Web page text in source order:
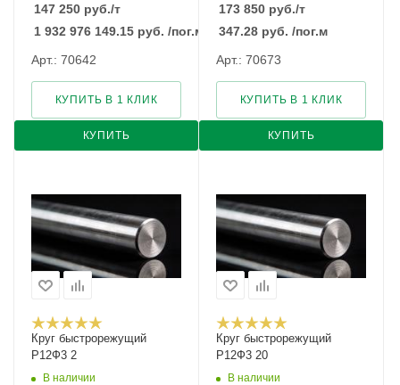
147 250 руб./т
1 932 976 149.15 руб. /пог.м
Арт.: 70642
КУПИТЬ
КУПИТЬ В 1 КЛИК
173 850 руб./т
347.28 руб. /пог.м
Арт.: 70673
КУПИТЬ
КУПИТЬ В 1 КЛИК
Круг быстрорежущий
Р12Ф3 2
В наличии
Круг быстрорежущий
Р12Ф3 20
В наличии